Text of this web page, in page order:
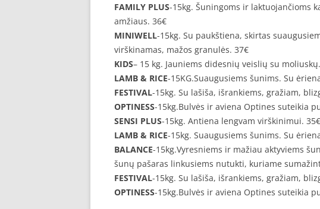
FAMILY PLUS-15kg. Šuningoms ir laktuojančioms
amžiaus. 36€
MINIWELL-15kg. Su paukštiena, skirtas
virškinamas, mažos granulės. 37€
KIDS– 15 kg. Jauniems didesnių veislių su
LAMB & RICE-15KG.Suaugusiems šunims. Su
FESTIVAL-15kg. Su lašiša, išrankiems, gražiam,
OPTINESS-15kg.Bulvės ir aviena Optines suteikia
SENSI PLUS-15kg. Antiena lengvam virškinimui. 35€
LAMB & RICE-15kg. Suaugusiems šunims. Su
BALANCE-15kg.Vyresniems ir mažiau aktyviems
šunų pašaras linkusiems nutukti, kuriame
FESTIVAL-15kg. Su lašiša, išrankiems, gražiam,
OPTINESS-15kg.Bulvės ir aviena Optines suteikia